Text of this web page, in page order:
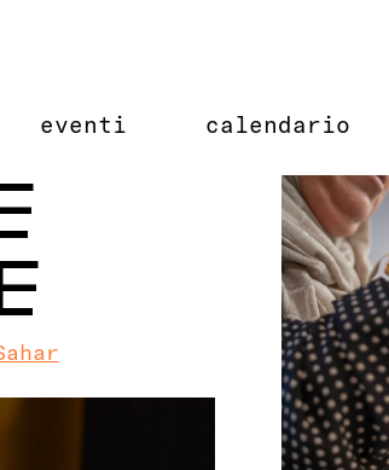
eventi calendario